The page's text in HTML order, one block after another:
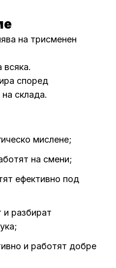
на трисменен
всяка.
според
склада.
мислене;
на смени;
ефективно под
и разбират
и работят добре